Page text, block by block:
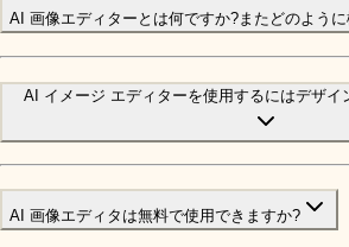
AI 画像エディターとは何ですか?またどのよう
AI イメージ エディターを使用するにはデザイ
AI 画像エディタは無料で使用できますか?